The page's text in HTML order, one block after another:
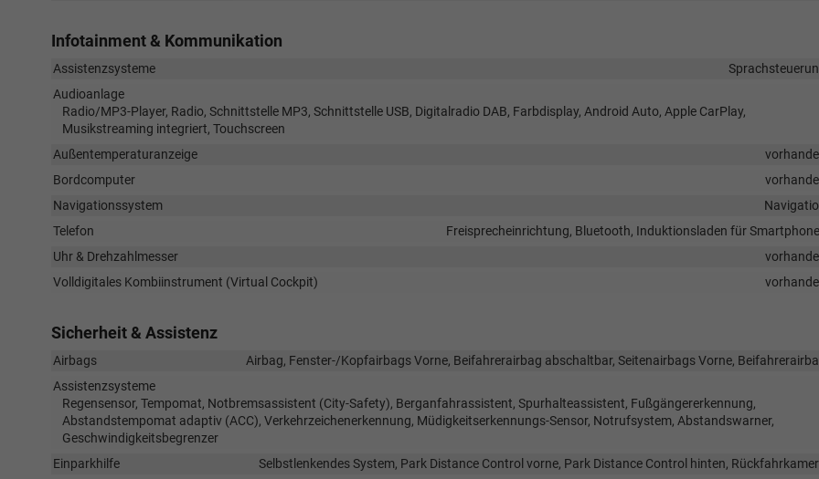
Infotainment & Kommunikation
Assistenzsysteme
Audioanlage
Radio/MP3-Player, Radio, Schnittstelle MP3, Schnittstelle USB, Digitalradio DAB, Farbdisplay, Android Auto, Apple CarPlay,
Musikstreaming integriert, Touchscreen
Außentemperaturanzeige
Bordcomputer
Navigationssystem
Telefon
Freisprecheinrichtung, Bluetooth, Induktionsladen für
Uhr & Drehzahlmesser
Volldigitales Kombiinstrument (Virtual Cockpit)
Sicherheit & Assistenz
Airbags
Airbag, Fenster-/Kopfairbags Vorne, Beifahrerairbag abschaltbar, Seitenairbags Vorne,
Assistenzsysteme
Regensensor, Tempomat, Notbremsassistent (City-Safety), Berganfahrassistent, Spurhalteassistent, Fußgängererkennung,
Abstandstempomat adaptiv (ACC), Verkehrzeichenerkennung, Müdigkeitserkennungs-Sensor, Notrufsystem, Abstandswarner,
Geschwindigkeitsbegrenzer
Einparkhilfe
Selbstlenkendes System, Park Distance Control vorne, Park Distance Control hinten,